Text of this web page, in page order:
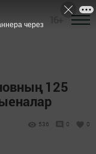
125
536 0 0
через